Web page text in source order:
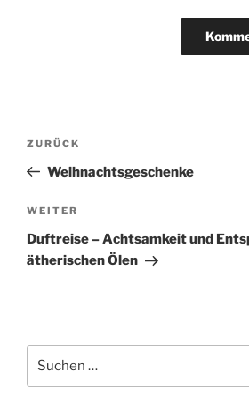
Beitragsnavigation
Vorheriger
Beitrag
ZURÜCK
Weihnachtsgeschenke
Nächster
Beitrag
WEITER
Duftreise – Achtsamkeit und
ätherischen Ölen
nach: